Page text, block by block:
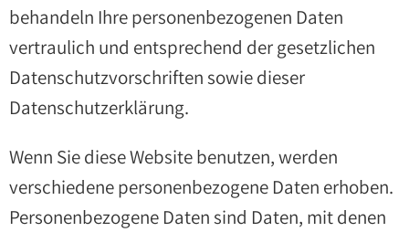
behandeln Ihre personenbezogenen Daten
vertraulich und entsprechend der gesetzlichen
Datenschutzvorschriften sowie dieser
Datenschutzerklärung.
Wenn Sie diese Website benutzen, werden
verschiedene personenbezogene Daten erhoben.
Personenbezogene Daten sind Daten, mit denen